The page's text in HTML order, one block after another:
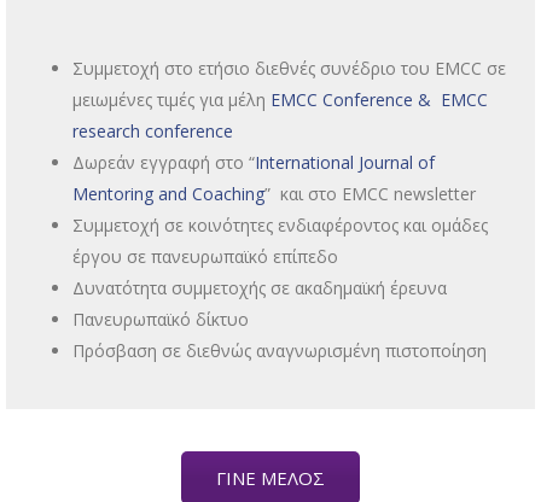
Συμμετοχή στο ετήσιο διεθνές συνέδριο του EMCC σε
μειωμένες τιμές για μέλη EMCC Conference & EMCC
research conference
Δωρεάν εγγραφή στο “International Journal of
Mentoring and Coaching” και στο EMCC newsletter
Συμμετοχή σε κοινότητες ενδιαφέροντος και ομάδες
έργου σε πανευρωπαϊκό επίπεδο
Δυνατότητα συμμετοχής σε ακαδημαϊκή έρευνα
Πανευρωπαϊκό δίκτυο
Πρόσβαση σε διεθνώς αναγνωρισμένη πιστοποίηση
ΓΙΝΕ ΜΕΛΟΣ